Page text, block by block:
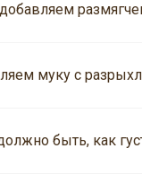
муку с
быть, как